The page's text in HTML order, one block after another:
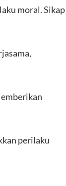
moral. Sikap
perilaku